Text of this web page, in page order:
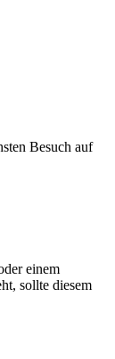
Besuch auf
einem
sollte diesem